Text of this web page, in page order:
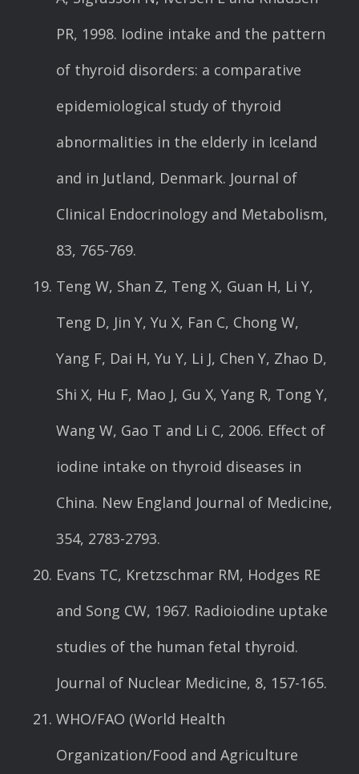
PR, 1998. Iodine intake and the pattern
of thyroid disorders: a comparative
epidemiological study of thyroid
abnormalities in the elderly in Iceland
and in Jutland, Denmark. Journal of
Clinical Endocrinology and Metabolism,
83, 765-769.
Teng W, Shan Z, Teng X, Guan H, Li Y,
Teng D, Jin Y, Yu X, Fan C, Chong W,
Yang F, Dai H, Yu Y, Li J, Chen Y, Zhao D,
Shi X, Hu F, Mao J, Gu X, Yang R, Tong Y,
Wang W, Gao T and Li C, 2006. Effect of
iodine intake on thyroid diseases in
China. New England Journal of Medicine,
354, 2783-2793.
Evans TC, Kretzschmar RM, Hodges RE
and Song CW, 1967. Radioiodine uptake
studies of the human fetal thyroid.
Journal of Nuclear Medicine, 8, 157-165.
WHO/FAO (World Health
Organization/Food and Agriculture